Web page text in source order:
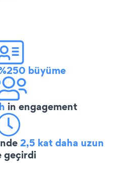
büyüme
in engagement
2,5 kat daha uzun
geçirdi